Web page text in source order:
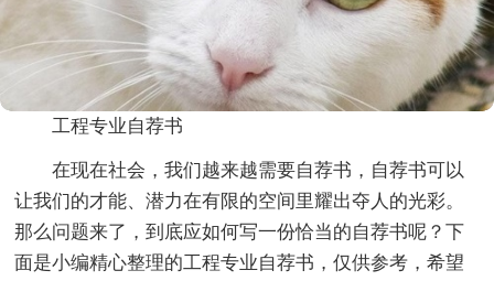
工程专业自荐书
在现在社会，我们越来越需要自荐书，自荐书可以
让我们的才能、潜力在有限的空间里耀出夺人的光彩。
那么问题来了，到底应如何写一份恰当的自荐书呢？下
面是小编精心整理的工程专业自荐书，仅供参考，希望